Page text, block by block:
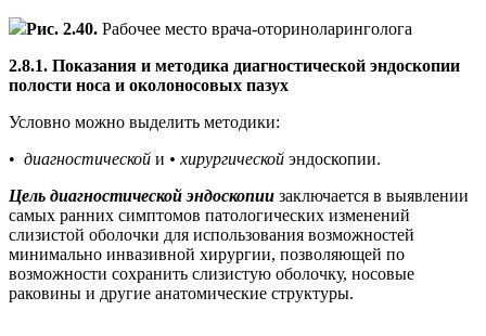
Рис. 2.40. Рабочее место врача-оториноларинголога
2.8.1. Показания и методика диагностической эндоскопии
полости носа и околоносовых пазух
Условно можно выделить методики:
• диагностической и • хирургической эндоскопии.
Цель диагностической эндоскопии заключается в выявлении
самых ранних симптомов патологических изменений
слизистой оболочки для использования возможностей
минимально инвазивной хирургии, позволяющей по
возможности сохранить слизистую оболочку, носовые
раковины и другие анатомические структуры.